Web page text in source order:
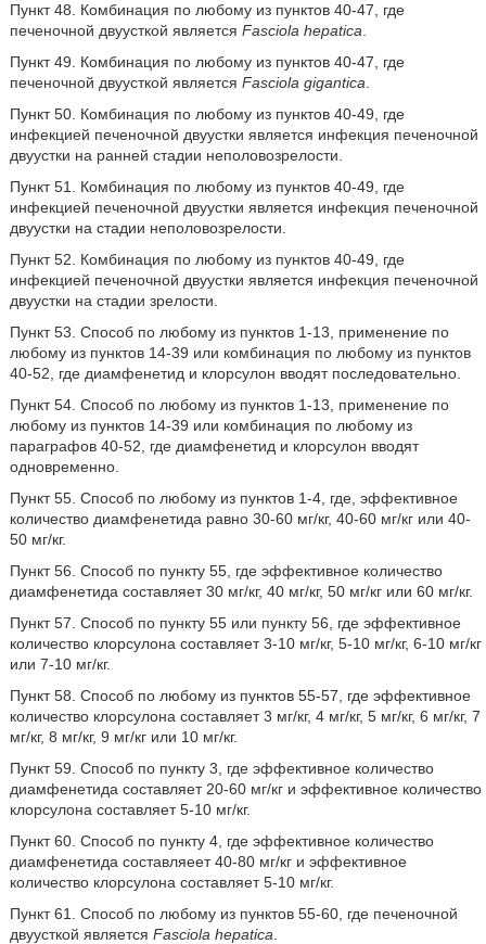
Пункт 48. Комбинация по любому из пунктов 40-47, где
печеночной двуусткой является Fasciola hepatica
Пункт 49. Комбинация по любому из пунктов 40-47, где
печеночной двуусткой является Fasciola gigantica
Пункт 50. Комбинация по любому из пунктов 40-49, где
инфекцией печеночной двуустки является инфекция печеночной
двуустки на ранней стадии неполовозрелости.
Пункт 51. Комбинация по любому из пунктов 40-49, где
инфекцией печеночной двуустки является инфекция печеночной
двуустки на стадии неполовозрелости.
Пункт 52. Комбинация по любому из пунктов 40-49, где
инфекцией печеночной двуустки является инфекция печеночной
двуустки на стадии зрелости.
Пункт 53. Способ по любому из пунктов 1-13, применение по
любому из пунктов 14-39 или комбинация по любому из пунктов
40-52, где диамфенетид и клорсулон вводят последовательно.
Пункт 54. Способ по любому из пунктов 1-13, применение по
любому из пунктов 14-39 или комбинация по любому из
параграфов 40-52, где диамфенетид и клорсулон вводят
одновременно.
Пункт 55. Способ по любому из пунктов 1-4, где, эффективное
количество диамфенетида равно 30-60 мг/кг, 40-60 мг/кг или 40-
50 мг/кг.
Пункт 56. Способ по пункту 55, где эффективное количество
диамфенетида составляет 30 мг/кг, 40 мг/кг, 50 мг/кг или 60 мг/кг.
Пункт 57. Способ по пункту 55 или пункту 56, где эффективное
количество клорсулона составляет 3-10 мг/кг, 5-10 мг/кг, 6-10 мг/кг
или 7-10 мг/кг.
Пункт 58. Способ по любому из пунктов 55-57, где эффективное
количество клорсулона составляет 3 мг/кг, 4 мг/кг, 5 мг/кг, 6 мг/кг, 7
мг/кг, 8 мг/кг, 9 мг/кг или 10 мг/кг.
Пункт 59. Способ по пункту 3, где эффективное количество
диамфенетида составляет 20-60 мг/кг и эффективное количество
клорсулона составляет 5-10 мг/кг.
Пункт 60. Способ по пункту 4, где эффективное количество
диамфенетида составляеет 40-80 мг/кг и эффективное
количество клорсулона составляет 5-10 мг/кг.
Пункт 61. Способ по любому из пунктов 55-60, где печеночной
двуусткой является Fasciola hepatica